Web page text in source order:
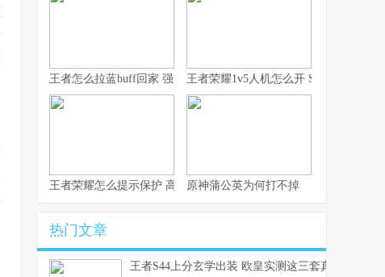
王者怎么拉蓝buff回家 强度排行与拉野技巧全解析
王者荣耀1v5人机怎么开 S44赛季入口
王者荣耀怎么提示保护 高效局内沟通速成指南
原神蒲公英为何打不掉
热门文章
王者S44上分玄学出装 欧皇实测这三套真的能赢